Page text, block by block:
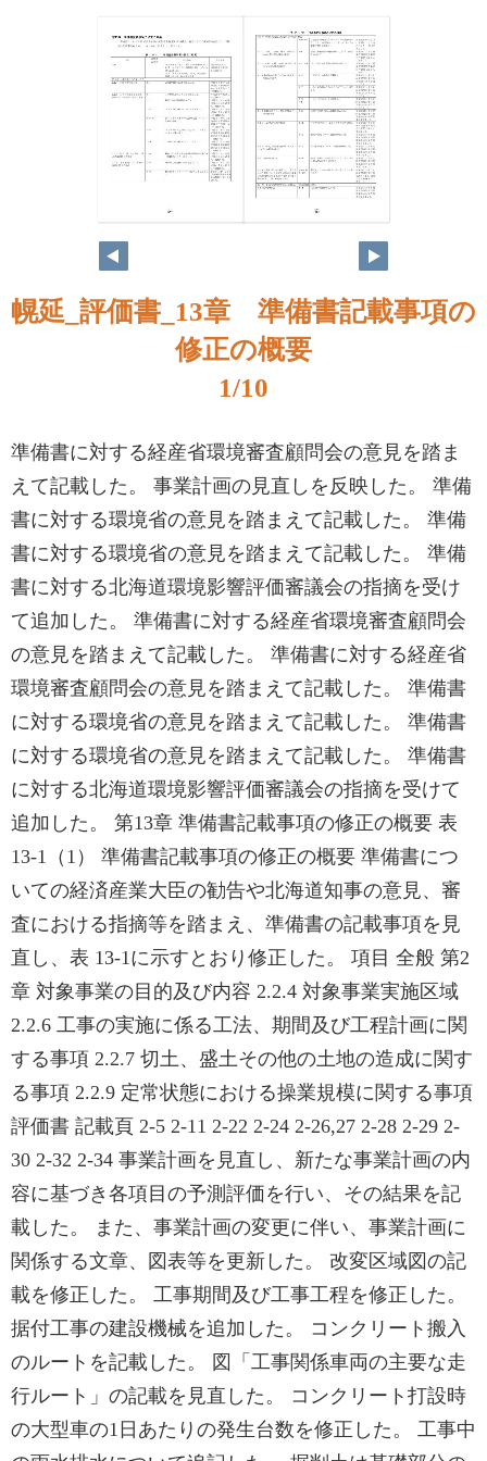
幌延_評価書_13章 準備書記載事項の
修正の概要
1/10
準備書に対する経産省環境審査顧問会の意見を踏ま
えて記載した。 事業計画の見直しを反映した。 準備
書に対する環境省の意見を踏まえて記載した。 準備
書に対する環境省の意見を踏まえて記載した。 準備
書に対する北海道環境影響評価審議会の指摘を受け
て追加した。 準備書に対する経産省環境審査顧問会
の意見を踏まえて記載した。 準備書に対する経産省
環境審査顧問会の意見を踏まえて記載した。 準備書
に対する環境省の意見を踏まえて記載した。 準備書
に対する環境省の意見を踏まえて記載した。 準備書
に対する北海道環境影響評価審議会の指摘を受けて
追加した。 第13章 準備書記載事項の修正の概要 表
13-1（1） 準備書記載事項の修正の概要 準備書につ
いての経済産業大臣の勧告や北海道知事の意見、審
査における指摘等を踏まえ、準備書の記載事項を見
直し、表 13-1に示すとおり修正した。 項目 全般 第2
章 対象事業の目的及び内容 2.2.4 対象事業実施区域
2.2.6 工事の実施に係る工法、期間及び工程計画に関
する事項 2.2.7 切土、盛土その他の土地の造成に関す
る事項 2.2.9 定常状態における操業規模に関する事項
評価書 記載頁 2-5 2-11 2-22 2-24 2-26,27 2-28 2-29 2-
30 2-32 2-34 事業計画を見直し、新たな事業計画の内
容に基づき各項目の予測評価を行い、その結果を記
載した。 また、事業計画の変更に伴い、事業計画に
関係する文章、図表等を更新した。 改変区域図の記
載を修正した。 工事期間及び工事工程を修正した。
据付工事の建設機械を追加した。 コンクリート搬入
のルートを記載した。 図「工事関係車両の主要な走
行ルート」の記載を見直した。 コンクリート打設時
の大型車の1日あたりの発生台数を修正した。 工事中